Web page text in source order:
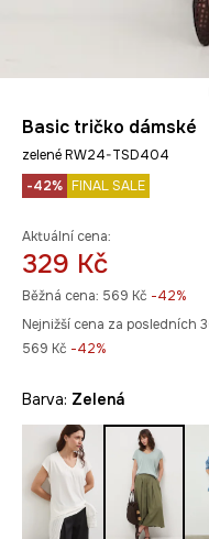
Basic tričko dámské
zelené RW24-TSD404
-42% FINAL SALE
Aktuální cena:
329 Kč
Běžná cena: 569 Kč -42%
Nejnižší cena za posledních
569 Kč -42%
Barva: zelená